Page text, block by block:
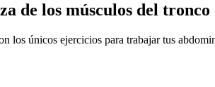
de los músculos del tronco
los únicos ejercicios para trabajar tus